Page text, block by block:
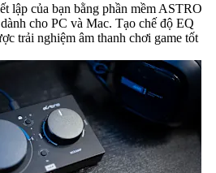
lập của bạn bằng phần mềm ASTRO
cho PC và Mac. Tạo chế độ EQ
trải nghiệm âm thanh chơi game tốt